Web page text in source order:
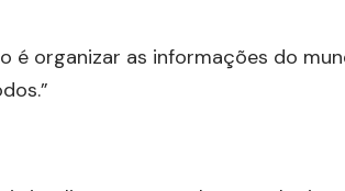
é organizar as informações do